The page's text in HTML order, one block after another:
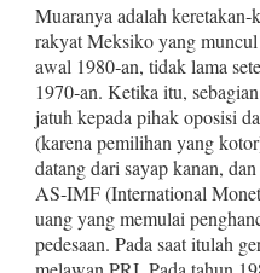
Muaranya adalah
rakyat Meksiko yang
awal 1980‑an, tidak lama
1970‑an. Ketika itu,
jatuh kepada pihak oposisi
(karena pemilihan yang
datang dari sayap kanan,
AS‑IMF (International
uang yang memulai
pedesaan. Pada saat itulah